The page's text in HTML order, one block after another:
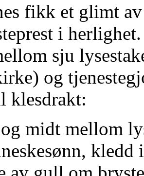
fikk et glimt
i
sju
og
klesdrakt:
midt mellom